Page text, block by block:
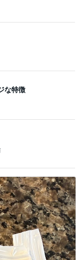
な特徴